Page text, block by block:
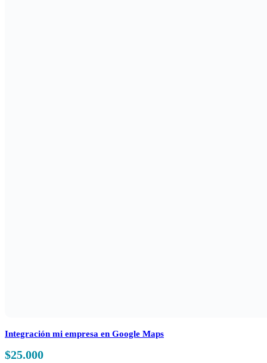
Integración mi empresa en Google Maps
$25.000